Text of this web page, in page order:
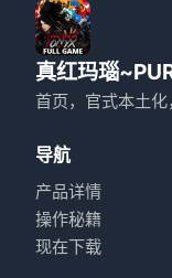
真红玛瑙
首页，官式本土
导航
产品详情
操作秘籍
现在下载